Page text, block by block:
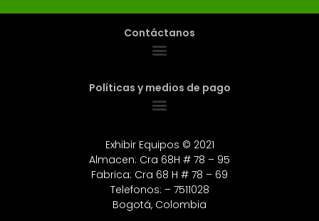
Contáctanos
Políticas y medios de pago
Exhibir Equipos © 2021
Almacen: Cra 68H # 78 – 95
Fabrica: Cra 68 H # 78 – 69
Telefonos: – 7511028
Bogotá, Colombia